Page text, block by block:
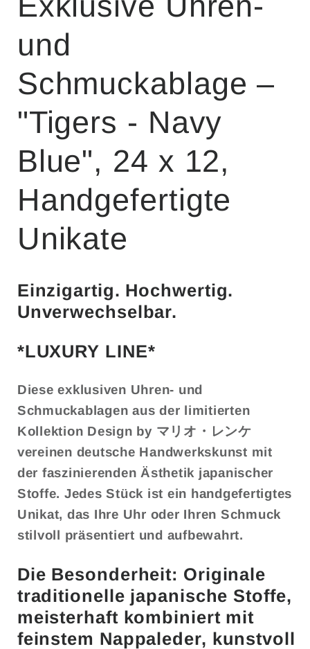
und
Schmuckablage –
"Tigers - Navy
Blue", 24 x 12,
Handgefertigte
Unikate
Einzigartig. Hochwertig.
Unverwechselbar.
*LUXURY LINE*
Diese exklusiven Uhren- und
Schmuckablagen aus der limitierten
Kollektion Design by マリオ・レンケ
vereinen deutsche Handwerkskunst mit
der faszinierenden Ästhetik japanischer
Stoffe. Jedes Stück ist ein handgefertigtes
Unikat, das Ihre Uhr oder Ihren Schmuck
stilvoll präsentiert und aufbewahrt.
Die Besonderheit: Originale
traditionelle japanische Stoffe,
meisterhaft kombiniert mit
feinstem Nappaleder, kunstvoll